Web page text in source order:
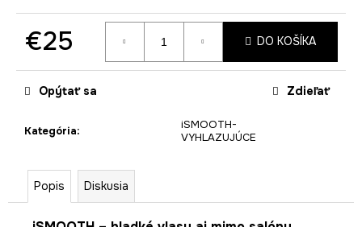
€25 DO KOŠÍKA
Kategória:
iSMOOTH-
VYHLAZUJÚCE
Opýtať sa Zdieľať
Popis Diskusia